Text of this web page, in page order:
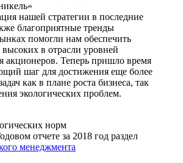
нашей стратегии в последние
благоприятные тренды
помогли нам обеспечить
в отрасли уровней
акционеров. Теперь пришло время
шаг для достижения еще более
как в плане роста бизнеса, так
экологических проблем.
норм
отчете за 2018 год раздел
менеджмента